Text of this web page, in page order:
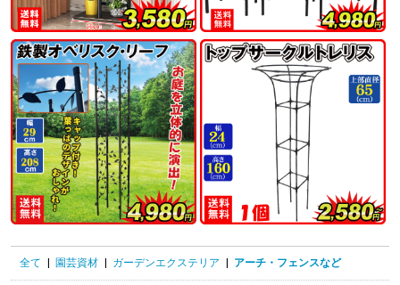
全て 園芸資材 ガーデンエクステリア アーチ・フェンスなど